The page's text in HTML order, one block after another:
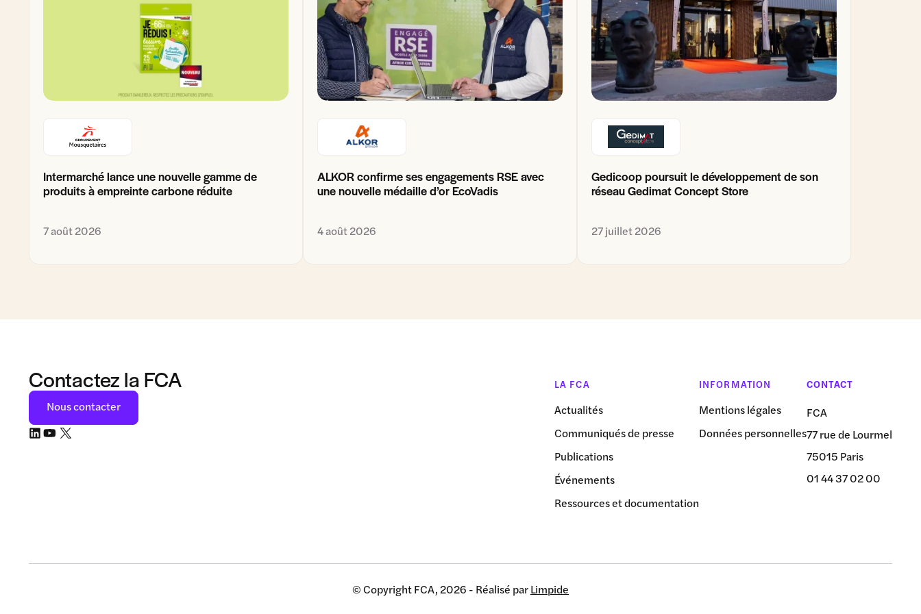
Intermarché lance une nouvelle gamme de
produits à empreinte carbone réduite
7 août 2026
ALKOR confirme ses engagements RSE avec
une nouvelle médaille d’or EcoVadis
4 août 2026
Gedicoop poursuit le développement de son
réseau Gedimat Concept Store
27 juillet 2026
Contactez la FCA
Nous contacter
LA FCA
Actualités
Communiqués de presse
Publications
Événements
Ressources et documentation
INFORMATION
Mentions légales
Données personnelles
CONTACT
FCA
77 rue de Lourmel
75015 Paris
01 44 37 02 00
© Copyright FCA, 2026 - Réalisé parLimpide